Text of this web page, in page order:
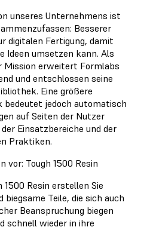
unseres Unternehmens ist
Besserer
digitalen Fertigung, damit
Ideen umsetzen kann. Als
Mission erweitert Formlabs
und entschlossen seine
Eine größere
bedeutet jedoch automatisch
auf Seiten der Nutzer
Einsatzbereiche und der
Praktiken.
vor: Tough 1500 Resin
1500 Resin erstellen Sie
biegsame Teile, die sich auch
Beanspruchung biegen
schnell wieder in ihre